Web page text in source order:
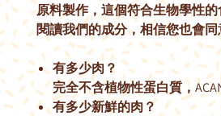
原料製作，這個符合生物學性
閱讀我們的成分，相信您也會同
有多少肉？
完全不含植物性蛋白質，
有多少新鮮的肉？